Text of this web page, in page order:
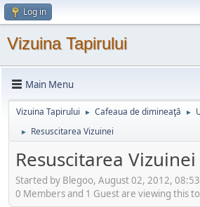
Log in
Vizuina Tapirului
Main Menu
Vizuina Tapirului ► Cafeaua de dimineaţă ►
► Resuscitarea Vizuinei
Resuscitarea Vizuinei
Started by Blegoo, August 02, 2012,
0 Members and 1 Guest are viewing this